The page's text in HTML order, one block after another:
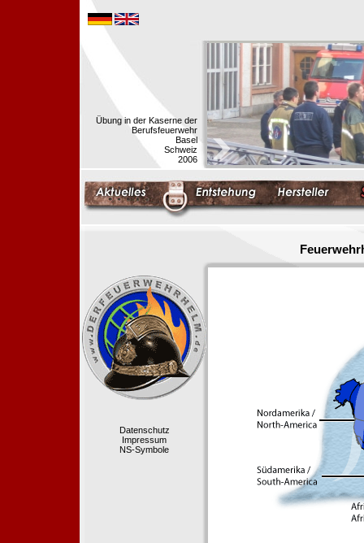
Übung in der Kaserne der
Berufsfeuerwehr
Basel
Schweiz
2006
Datenschutz
Impressum
NS-Symbole